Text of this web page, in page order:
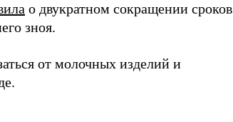
о двукратном сокращении сроков
зноя.
от молочных изделий и